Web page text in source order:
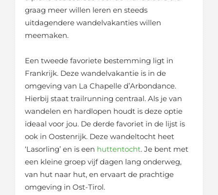
graag meer willen leren en steeds
uitdagendere wandelvakanties willen
meemaken.
Een tweede favoriete bestemming ligt in
Frankrijk. Deze wandelvakantie is in de
omgeving van La Chapelle d’Arbondance.
Hierbij staat trailrunning centraal. Als je van
wandelen en hardlopen houdt is deze optie
ideaal voor jou. De derde favoriet in de lijst is
ook in Oostenrijk. Deze wandeltocht heet
‘Lasorling’ en is een huttentocht. Je bent met
een kleine groep vijf dagen lang onderweg,
van hut naar hut, en ervaart de prachtige
omgeving in Ost-Tirol.